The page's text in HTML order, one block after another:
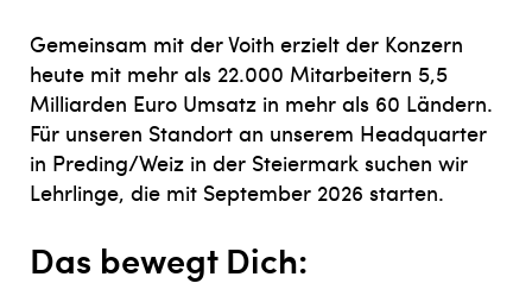
Gemeinsam mit der Voith erzielt der Konzern
heute mit mehr als 22.000 Mitarbeitern 5,5
Milliarden Euro Umsatz in mehr als 60 Ländern.
Für unseren Standort an unserem Headquarter
in Preding/Weiz in der Steiermark suchen wir
Lehrlinge, die mit September 2026 starten.
Das bewegt Dich: